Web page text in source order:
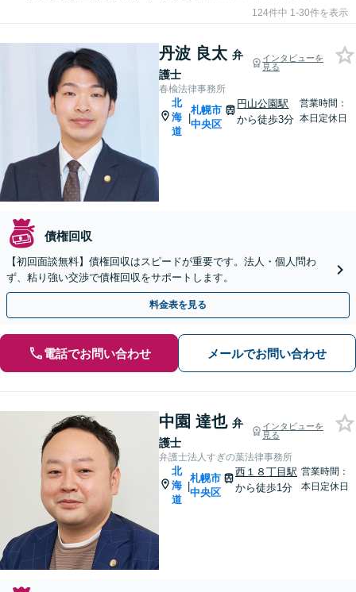
124件中 1-30件を表示
丹波 良太 弁
護士
インタビューを
見る
春楡法律事務所
北
海
道
|
札幌市
中央区
円山公園駅
から徒歩3分
営業時間：
本日定休日
債権回収
【初回面談無料】債権回収はスピードが重要です。法人・個人問わ
ず、粘り強い交渉で債権回収をサポートします。
料金表を見る
電話でお問い合わせ メールでお問い合わせ
中園 達也 弁
護士
インタビューを
見る
弁護士法人すぎの葉法律事務所
北
海
道
|
札幌市
中央区
西１８丁目駅
から徒歩1分
営業時間：
本日定休日